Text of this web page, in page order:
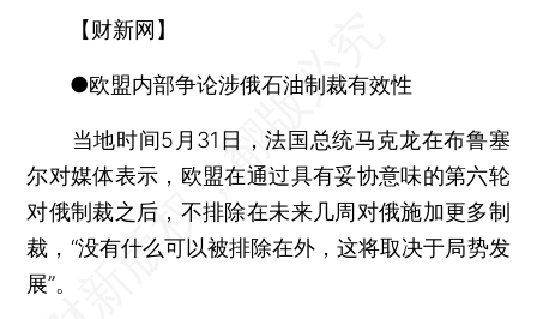
【财新网】
●欧盟内部争论涉俄石油制裁有效性
当地时间5月31日，法国总统马克龙在布鲁塞
尔对媒体表示，欧盟在通过具有妥协意味的第六轮
对俄制裁之后，不排除在未来几周对俄施加更多制
裁，“没有什么可以被排除在外，这将取决于局势发
展”。